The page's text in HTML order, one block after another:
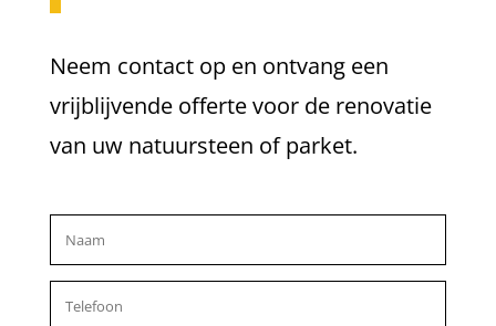
Neem contact op en ontvang een
vrijblijvende offerte voor de renovatie
van uw natuursteen of parket.